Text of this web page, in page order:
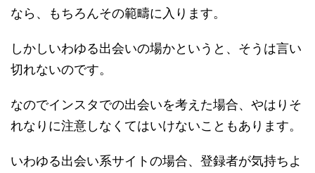
なら、もちろんその範疇に入ります。
しかしいわゆる出会いの場かというと、そうは言い
切れないのです。
なのでインスタでの出会いを考えた場合、やはりそ
れなりに注意しなくてはいけないこともあります。
いわゆる出会い系サイトの場合、登録者が気持ちよ